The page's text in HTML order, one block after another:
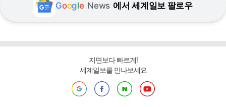
Google News 에서 세계일보 팔로우
지면보다 빠르게!
세계일보를 만나보세요